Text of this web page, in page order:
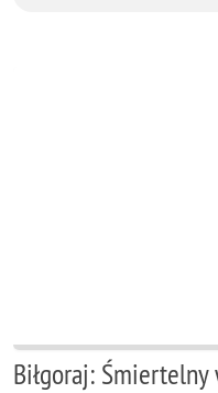
Biłgoraj: Śmiertelny